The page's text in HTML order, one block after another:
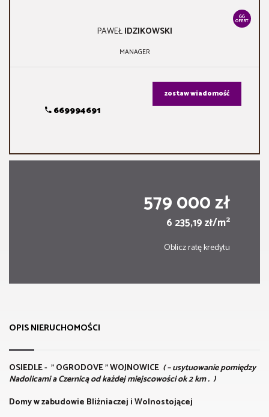
66
OFERT
PAWEŁIDZIKOWSKI
MANAGER
669994691
zostaw wiadomość
579 000 zł
6 235,19 zł/m2
Oblicz ratę kredytu
OPIS NIERUCHOMOŚCI
OSIEDLE - " OGRODOVE " WOJNOWICE ( – usytuowanie pomiędzy
Nadolicami a Czernicą od każdej miejscowości ok 2 km . )
Domy w zabudowie Bliźniaczej i Wolnostojącej